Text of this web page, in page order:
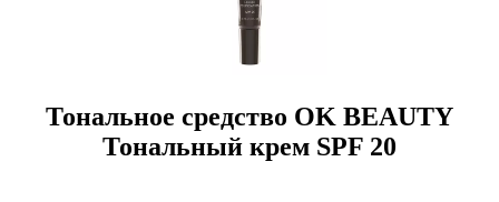
Тональное средство OK BEAUTY
Тональный крем SPF 20